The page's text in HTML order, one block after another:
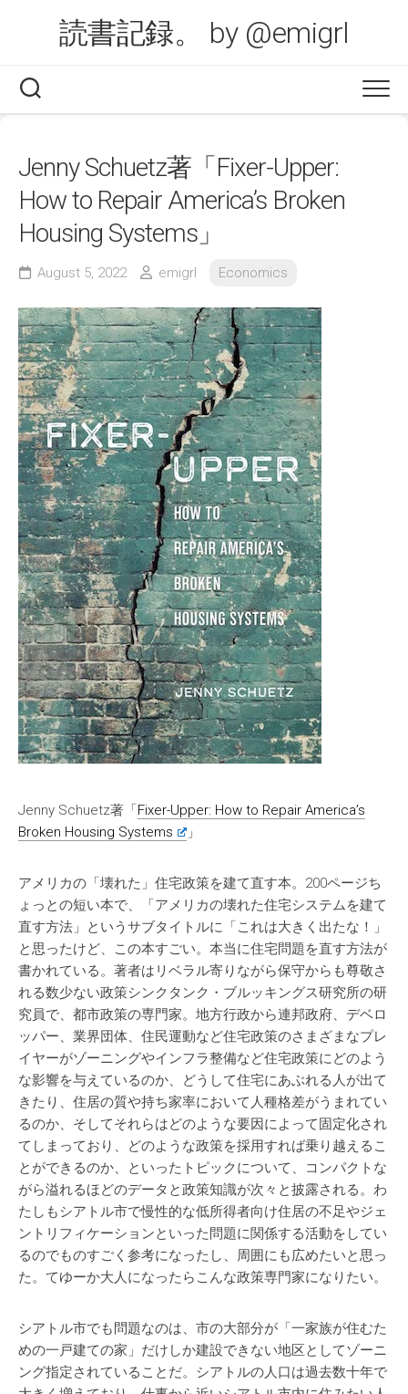
読書記録。 by @emigrl
Jenny Schuetz著「Fixer-Upper:
How to Repair America’s Broken
Housing Systems」
August 5, 2022 emigrl Economics
Jenny Schuetz著「Fixer-Upper: How to Repair America’s
Broken Housing Systems
」
アメリカの「壊れた」住宅政策を建て直す本。200ページち
ょっとの短い本で、「アメリカの壊れた住宅システムを建て
直す方法」というサブタイトルに「これは大きく出たな！」
と思ったけど、この本すごい。本当に住宅問題を直す方法が
書かれている。著者はリベラル寄りながら保守からも尊敬さ
れる数少ない政策シンクタンク・ブルッキングス研究所の研
究員で、都市政策の専門家。地方行政から連邦政府、デベロ
ッパー、業界団体、住民運動など住宅政策のさまざまなプレ
イヤーがゾーニングやインフラ整備など住宅政策にどのよう
な影響を与えているのか、どうして住宅にあぶれる人が出て
きたり、住居の質や持ち家率において人種格差がうまれてい
るのか、そしてそれらはどのような要因によって固定化され
てしまっており、どのような政策を採用すれば乗り越えるこ
とができるのか、といったトピックについて、コンパクトな
がら溢れるほどのデータと政策知識が次々と披露される。わ
たしもシアトル市で慢性的な低所得者向け住居の不足やジェ
ントリフィケーションといった問題に関係する活動をしてい
るのでものすごく参考になったし、周囲にも広めたいと思っ
た。てゆーか大人になったらこんな政策専門家になりたい。
シアトル市でも問題なのは、市の大部分が「一家族が住むた
めの一戸建ての家」だけしか建設できない地区としてゾーニ
ング指定されていることだ。シアトルの人口は過去数十年で